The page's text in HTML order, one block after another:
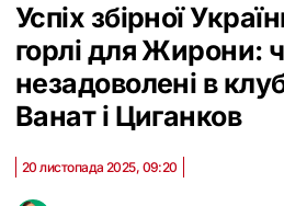
Успіх збірної
горлі для Жирони:
незадоволені в
Ванат і Циганков
20 листопада 2025, 09:20